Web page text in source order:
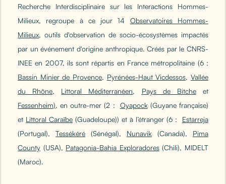
Recherche Interdisciplinaire sur les Interactions Hommes-
Milieux, regroupe à ce jour 14 Observatoires Hommes-
Milieux, outils d'observation de socio-écosystèmes impactés
par un événement d'origine anthropique. Créés par le CNRS-
INEE en 2007, ils sont répartis en France métropolitaine (6 :
Bassin Minier de Provence, Pyrénées-Haut Vicdessos, Vallée
du Rhône, Littoral Méditerranéen, Pays de Bitcheet
Fessenheim), en outre-mer (2 : Oyapock(Guyane française)
et Littoral Caraïbe (Guadeloupe)) et à l’étranger (6 : Estarreja
(Portugal),Tessékéré (Sénégal), Nunavik(Canada), Pima
County (USA), Patagonia-Bahia Exploradores(Chili), MIDELT
(Maroc).